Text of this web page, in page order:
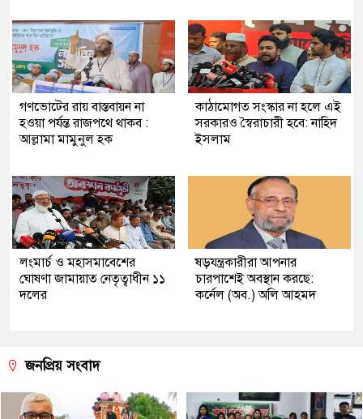
গণভোটের রায় বাস্তবায়ন না
হওয়া পর্যন্ত রাজপথে থাকব :
আল্লামা মামুনুল হক
কাঠামোগত সংস্কার না হলে এই
সরকারও স্বৈরাচারী হবে: নাহিদ
ইসলাম
লংমার্চ ও মহাসমাবেশের
ঘোষণা জামায়াত নেতৃত্বাধীন ১১
দলের
ষড়যন্ত্রকারীরা আপনার
চারপাশেই অবস্থান করছে:
কর্নেল (অব.) অলি আহমদ
জনপ্রিয় সংবাদ